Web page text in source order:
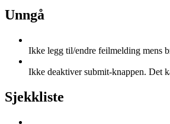
Unngå
Ikke legg til/endre feilmelding mens
Ikke deaktiver submit-knappen. Det
Sjekkliste